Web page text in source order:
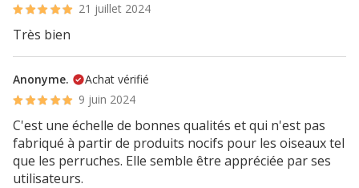
21 juillet 2024
Très bien
Anonyme.
Achat vérifié
9 juin 2024
C'est une échelle de bonnes qualités et qui n'est pas
fabriqué à partir de produits nocifs pour les oiseaux tel
que les perruches. Elle semble être appréciée par ses
utilisateurs.